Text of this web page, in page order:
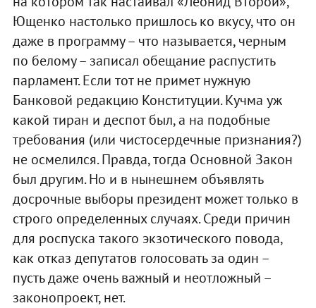
Ющенко настолько пришлось ко вкусу, что он
даже в программу – что называется, черным
по белому – записал обещание распустить
парламент. Если тот не примет нужную
Банковой редакцию Конституции. Кучма уж
какой тиран и деспот был, а на подобные
требования (или чистосердечные признания?)
не осмелился. Правда, тогда Основной Закон
был другим. Но и в нынешнем объявлять
досрочные выборы президент может только в
строго определенных случаях. Среди причин
для роспуска такого экзотического повода,
как отказ депутатов голосовать за один –
пусть даже очень важный и неотложный –
законопроект, нет.